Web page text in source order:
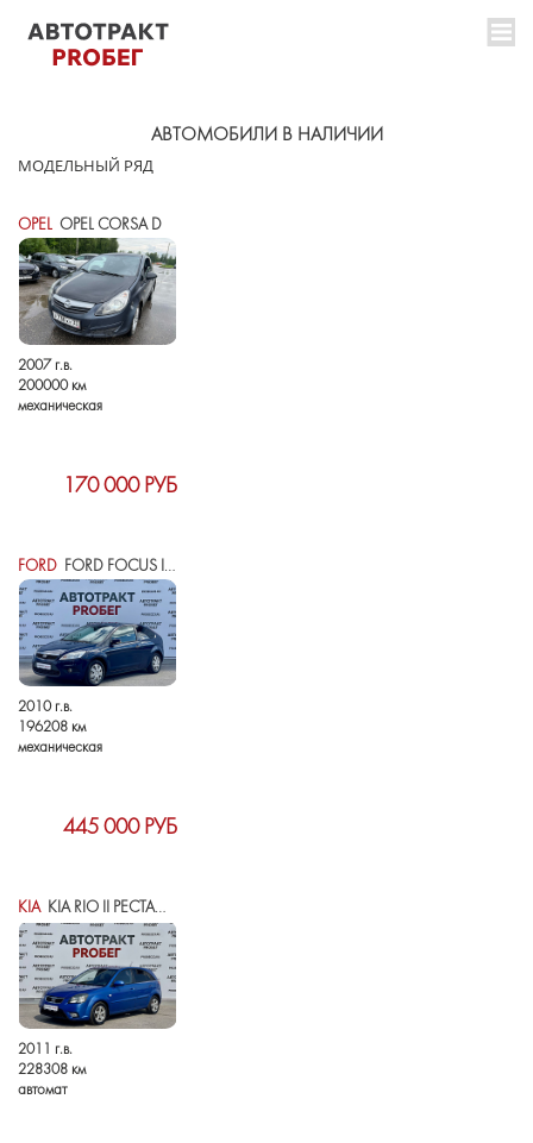
АВТОМОБИЛИ В НАЛИЧИИ
МОДЕЛЬНЫЙ РЯД
OPEL OPEL CORSA D
2007 г.в.
200000 км
механическая
170 000 РУБ
FORD FORD FOCUS II РЕСТАЙЛИНГ
2010 г.в.
196208 км
механическая
445 000 РУБ
KIAKIA RIO II РЕСТАЙЛИНГ
2011 г.в.
228308 км
автомат